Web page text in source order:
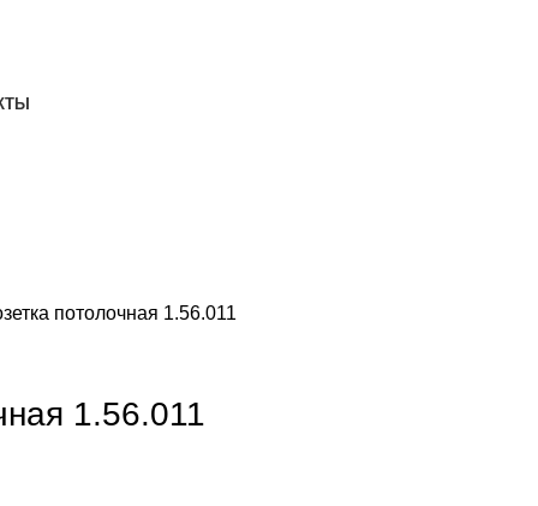
потолочная 1.56.011
1.56.011